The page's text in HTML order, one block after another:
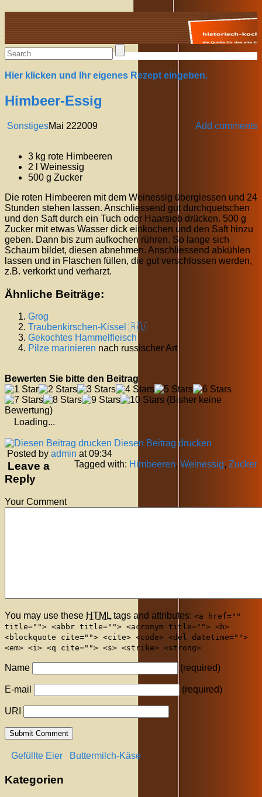
Alte Rezepte online
Hier klicken und Ihr eigenes Rezept eingeben.
Himbeer-Essig
Sonstiges Add comments
Mai 222009
3 kg rote Himbeeren
2 l Weinessig
500 g Zucker
Die roten Himbeeren mit dem Weinessig übergiessen und 24
Stunden stehen lassen. Anschliessend gut durchquetschen
und den Saft durch ein Tuch oder Haarsieb drücken. 500 g
Zucker mit etwas Wasser dick einkochen und den Saft hinzu
geben. Dann bis zum aufkochen rühren. So lange sich
Schaum bildet, diesen abnehmen. Anschliessend abkühlen
lassen und in Flaschen füllen, die gut verschlossen werden,
z.B. verkorkt und verharzt.
Ähnliche Beiträge:
Grog
Traubenkirschen-Kissel 🇷🇺
Gekochtes Hammelfleisch
Pilze marinieren nach russischer Art
Bewerten Sie bitte den Beitrag
(Bisher keine
Bewertung)
Loading...
Diesen Beitrag drucken
Posted by admin at 09:34
Tagged with: Himbeeren, Weinessig, Zucker
Leave a
Reply
Your Comment
You may use these HTML tags and attributes: <a href=""
title=""> <abbr title=""> <acronym title=""> <b>
<blockquote cite=""> <cite> <code> <del datetime="">
<em> <i> <q cite=""> <s> <strike> <strong>
Name (required)
E-mail (required)
URI
Gefüllte Eier Buttermilch-Käse
Kategorien